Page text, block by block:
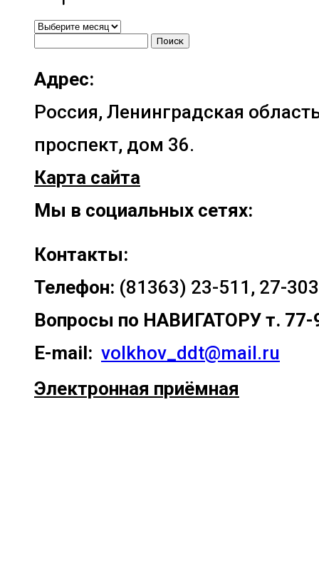
•Архивы•
Адрес:
Россия, Ленинградская
проспект, дом 36.
Карта сайта
Мы в социальных сетях:
Контакты:
Телефон: (81363) 23-511, 27-303
Вопросы по НАВИГАТОРУ т. 77-
E-mail: volkhov_ddt@mail.ru
Электронная приёмная